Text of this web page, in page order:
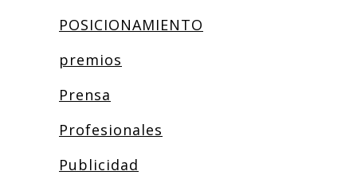
POSICIONAMIENTO
premios
Prensa
Profesionales
Publicidad